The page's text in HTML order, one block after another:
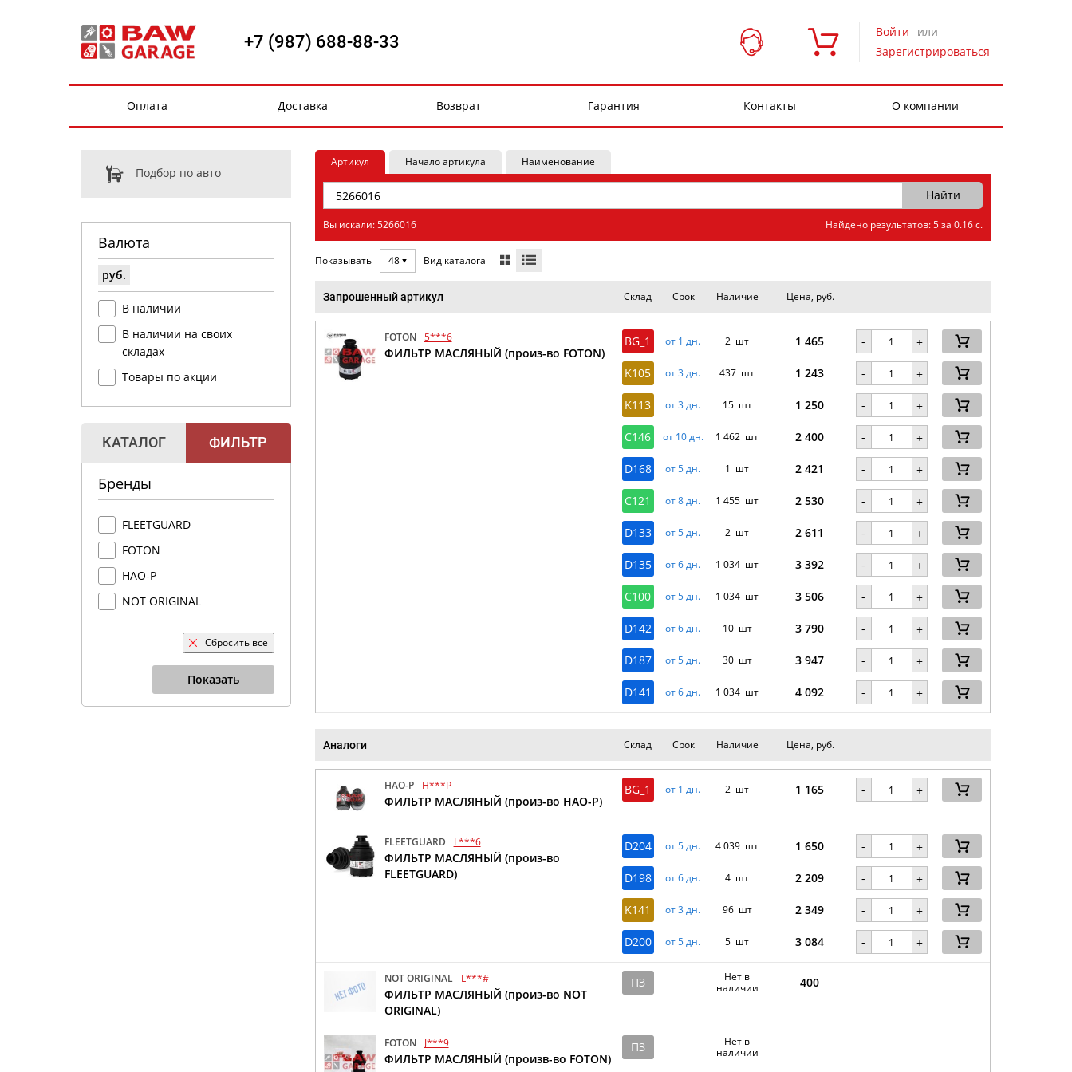
+7 (987) 688-88-33 Войти
или
Зарегистрироваться
Оплата Доставка Возврат Гарантия Контакты О компании
Подбор по авто
Валюта
руб.
В наличии
В наличии на своих
складах
Товары по акции
КАТАЛОГ ФИЛЬТР
Бренды
FLEETGUARD
FOTON
HAO-P
NOT ORIGINAL
Сбросить все
Показать
Артикул Начало артикула Наименование
Вы искали: 5266016 Найдено результатов: 5 за 0.16 с.
Показывать 48 Вид каталога
Запрошенный артикул Склад Срок Наличие Цена, руб.
FOTON 5***6
ФИЛЬТР МАСЛЯНЫЙ (произ-во FOTON)
BG_1 от 1 дн. 2 шт 1 465 - +
K105 от 3 дн. 437 шт 1 243 - +
K113 от 3 дн. 15 шт 1 250 - +
C146 от 10 дн. 1 462 шт 2 400 - +
D168 от 5 дн. 1 шт 2 421 - +
C121 от 8 дн. 1 455 шт 2 530 - +
D133 от 5 дн. 2 шт 2 611 - +
D135 от 6 дн. 1 034 шт 3 392 - +
C100 от 5 дн. 1 034 шт 3 506 - +
D142 от 6 дн. 10 шт 3 790 - +
D187 от 5 дн. 30 шт 3 947 - +
D141 от 6 дн. 1 034 шт 4 092 - +
Аналоги Склад Срок Наличие Цена, руб.
HAO-P H***P
ФИЛЬТР МАСЛЯНЫЙ (произ-во HAO-P)
BG_1 от 1 дн. 2 шт 1 165 - +
FLEETGUARD L***6
ФИЛЬТР МАСЛЯНЫЙ (произ-во
FLEETGUARD)
D204 от 5 дн. 4 039 шт 1 650 - +
D198 от 6 дн. 4 шт 2 209 - +
K141 от 3 дн. 96 шт 2 349 - +
D200 от 5 дн. 5 шт 3 084 - +
NOT ORIGINAL L***#
ФИЛЬТР МАСЛЯНЫЙ (произ-во NOT
ORIGINAL)
ПЗ
Нет в
наличии
400
FOTON J***9
ФИЛЬТР МАСЛЯНЫЙ (произв-во FOTON)
ПЗ
Нет в
наличии